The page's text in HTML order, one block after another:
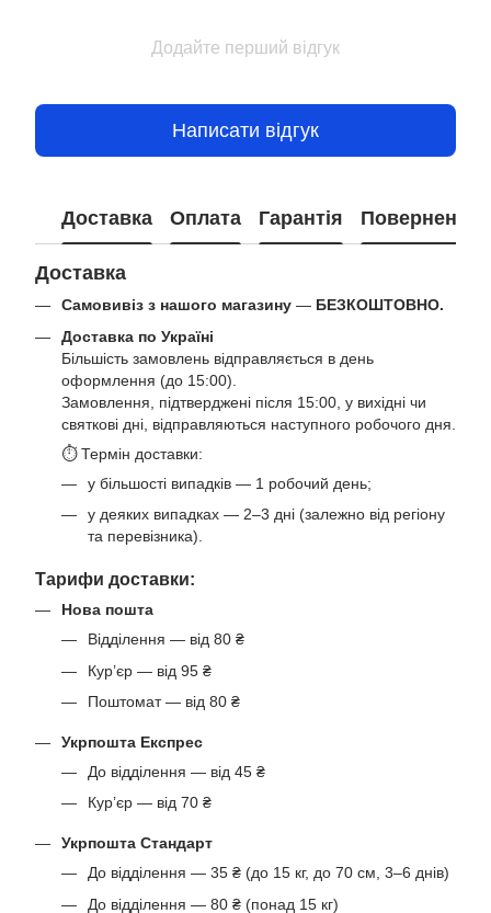
Додайте перший відгук
Написати відгук
Доставка Оплата Гарантія Повернення
Доставка
Самовивіз з нашого магазину — БЕЗКОШТОВНО.
Доставка по Україні
Більшість замовлень відправляється в день
оформлення (до 15:00).
Замовлення, підтверджені після 15:00, у вихідні чи
святкові дні, відправляються наступного робочого дня.
⏱ Термін доставки:
у більшості випадків — 1 робочий день;
у деяких випадках — 2–3 дні (залежно від регіону
та перевізника).
Тарифи доставки:
Нова пошта
Відділення — від 80 ₴
Кур’єр — від 95 ₴
Поштомат — від 80 ₴
Укрпошта Експрес
До відділення — від 45 ₴
Кур’єр — від 70 ₴
Укрпошта Стандарт
До відділення — 35 ₴ (до 15 кг, до 70 см, 3–6 днів)
До відділення — 80 ₴ (понад 15 кг)